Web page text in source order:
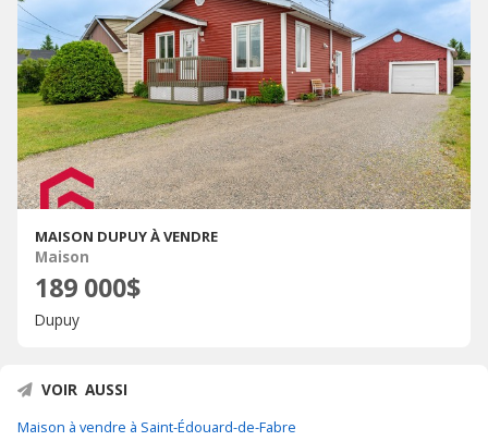
MAISON DUPUY À VENDRE
Maison
189 000$
Dupuy
VOIR AUSSI
Maison à vendre à Saint-Édouard-de-Fabre